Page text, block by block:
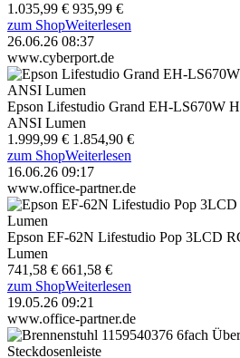
1.035,99 € 935,99 €
zum ShopWeiterlesen
26.06.26 08:37
www.cyberport.de
Epson Lifestudio Grand EH-LS670W
ANSI Lumen
1.999,99 € 1.854,90 €
zum ShopWeiterlesen
16.06.26 09:17
www.office-partner.de
Epson EF-62N Lifestudio Pop 3LCD
Lumen
741,58 € 661,58 €
zum ShopWeiterlesen
19.05.26 09:21
www.office-partner.de